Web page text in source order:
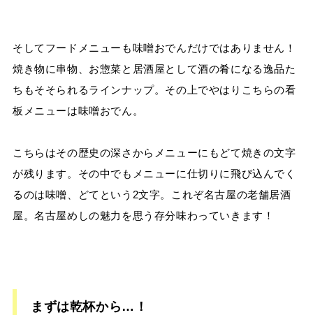
そしてフードメニューも味噌おでんだけではありません！
焼き物に串物、お惣菜と居酒屋として酒の肴になる逸品た
ちもそそられるラインナップ。その上でやはりこちらの看
板メニューは味噌おでん。
こちらはその歴史の深さからメニューにもどて焼きの文字
が残ります。その中でもメニューに仕切りに飛び込んでく
るのは味噌、どてという2文字。これぞ名古屋の老舗居酒
屋。名古屋めしの魅力を思う存分味わっていきます！
まずは乾杯から…！